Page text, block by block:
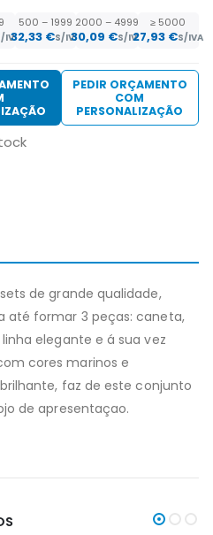
IVA
500 – 1999
32,33 €S/IVA
2000 – 4999
30,09 €S/IVA
≥ 5000
27,93 €S/IVA
PEDIR ORÇAMENTO
COM
PERSONALIZAÇÃO
sets de grande qualidade,
até formar 3 peças: caneta,
elegante e á sua vez
cores marinos e
faz de este conjunto
de apresentaçao.